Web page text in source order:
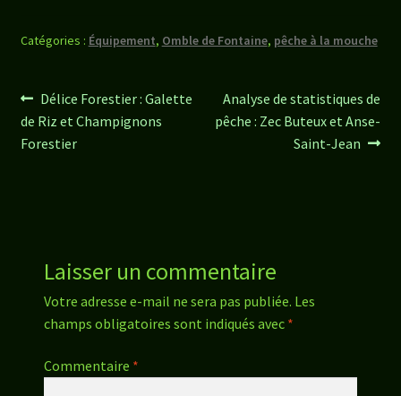
Catégories : Équipement, Omble de Fontaine, pêche à la mouche
Navigation
de
Article
précédent :
Délice Forestier : Galette
de Riz et Champignons
Forestier
Article
suivant :
Analyse de statistiques de
pêche : Zec Buteux et Anse-
Saint-Jean
Laisser un commentaire
Votre adresse e-mail ne sera pas publiée. Les
champs obligatoires sont indiqués avec *
Commentaire *